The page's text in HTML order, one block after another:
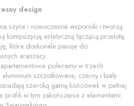
design
szyna i nowoczesne wsporniki i tworzą
kompozycję estetyczną łączącą prostotę
która doskonale pasuje do
aranżacji.
polecamy w trzech
szczotkowane, czerny i biały
szeroką gamę końcówek w pełnej
profili w tym zakończenia z elementami